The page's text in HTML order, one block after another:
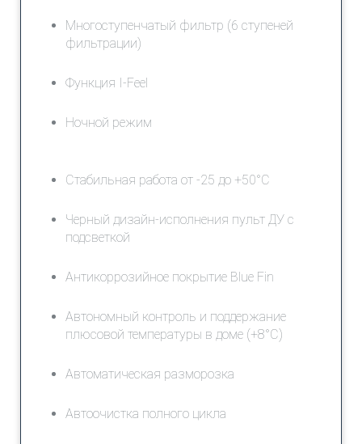
Многоступенчатый фильтр (6 ступеней
фильтрации)
Функция I-Feel
Ночной режим
Стабильная работа от -25 до +50°C
Черный дизайн-исполнения пульт ДУ с
подсветкой
Антикоррозийное покрытие Blue Fin
Автономный контроль и поддержание
плюсовой температуры в доме (+8°C)
Автоматическая разморозка
Автоочистка полного цикла